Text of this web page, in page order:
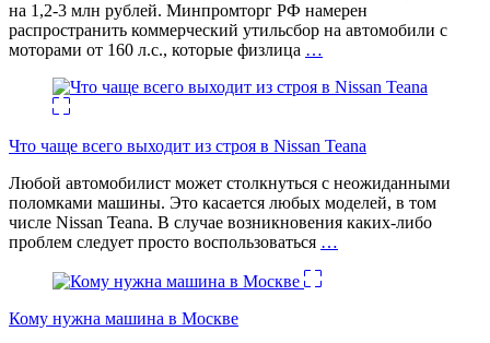
на 1,2-3 млн рублей. Минпромторг РФ намерен
распространить коммерческий утильсбор на автомобили с
моторами от 160 л.с., которые физлица …
Что чаще всего выходит из строя в Nissan Teana
Любой автомобилист может столкнуться с неожиданными
поломками машины. Это касается любых моделей, в том
числе Nissan Teana. В случае возникновения каких-либо
проблем следует просто воспользоваться …
Кому нужна машина в Москве